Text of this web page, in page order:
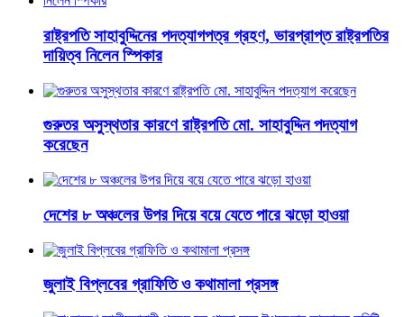
রাষ্ট্রপতি সাহাবুদ্দিনের পদত্যাগপত্র গ্রহণ, ভারপ্রাপ্ত রাষ্ট্রপতির
দায়িত্ব নিলেন স্পিকার
গুরুতর অসুস্থতার কারণে রাষ্ট্রপতি মো. সাহাবুদ্দিন পদত্যাগ
করেছেন
দেশের ৮ অঞ্চলের উপর দিয়ে বয়ে যেতে পারে ঝড়ো হাওয়া
জুলাই বিপ্লবের গ্রাফিতি ও কথামালা প্রসঙ্গ